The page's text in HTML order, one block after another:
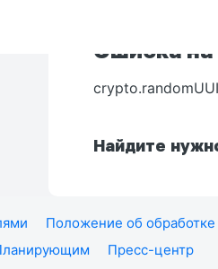
Ошибка на
Найдите
Положение об
Пресс-центр